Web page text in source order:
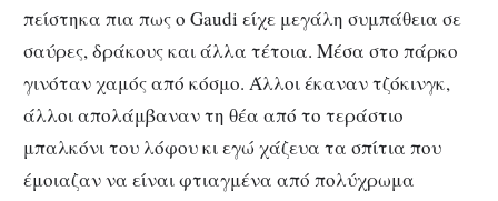
πείστηκα πια πως ο Gaudi είχε μεγάλη συμπάθεια σε
σαύρες, δράκους και άλλα τέτοια. Μέσα στο πάρκο
γινόταν χαμός από κόσμο. Άλλοι έκαναν τζόκινγκ,
άλλοι απολάμβαναν τη θέα από το τεράστιο
μπαλκόνι του λόφου κι εγώ χάζευα τα σπίτια που
έμοιαζαν να είναι φτιαγμένα από πολύχρωμα